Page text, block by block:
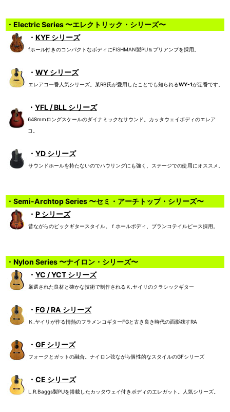
・Electric Series 〜エレクトリック・シリーズ〜
・ KYF シリーズ
fホール付きのコンパクトなボディにFISHMAN製PU＆プリアンプを採用。
・ WY シリーズ
エレアコ一番人気シリーズ。某RB氏が愛用したことでも知られるWY-1が定番です。
・ YFL / BLL シリーズ
648mmロングスケールのダイナミックなサウンド。カッタウェイボディのエレア
コ。
・ YD シリーズ
サウンドホールを持たないのでハウリングにも強く、ステージでの使用にオススメ。
・Semi-Archtop Series 〜セミ・アーチトップ・シリーズ〜
・ P シリーズ
昔ながらのピックギタースタイル。ｆホールボディ、ブランコテイルピース採用。
・Nylon Series 〜ナイロン・シリーズ〜
・ YC / YCT シリーズ
厳選された良材と確かな技術で制作されるＫ.ヤイリのクラシックギター
・ FG / RA シリーズ
Ｋ.ヤイリが作る情熱のフラメンコギターFGと古き良き時代の面影残すRA
・ GF シリーズ
フォークとガットの融合。ナイロン弦ながら個性的なスタイルのGFシリーズ
・ CE シリーズ
L.R.Baggs製PUを搭載したカッタウェイ付きボディのエレガット。人気シリーズ。